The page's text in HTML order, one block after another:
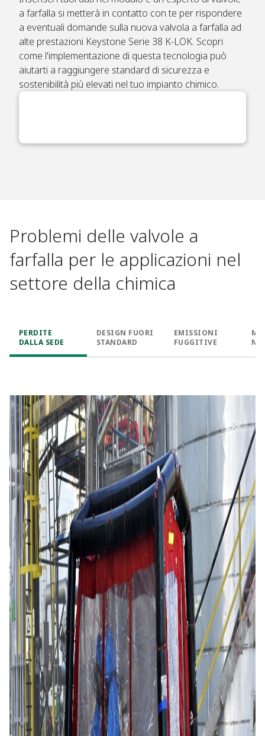
a farfalla si metterà in contatto con te per rispondere
a eventuali domande sulla nuova valvola a farfalla ad
alte prestazioni Keystone Serie 38 K-LOK. Scopri
come l'implementazione di questa tecnologia può
aiutarti a raggiungere standard di sicurezza e
sostenibilità più elevati nel tuo impianto chimico.
Problemi delle valvole a
farfalla per le applicazioni nel
settore della chimica
PERDITE
DALLA SEDE
DESIGN FUORI
STANDARD
EMISSIONI
FUGGITIVE
NE